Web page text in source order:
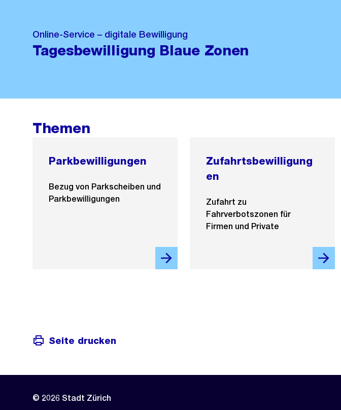
Online-Service – digitale Bewilligung
Tagesbewilligung Blaue Zonen
Themen
Parkbewilligungen
Bezug von Parkscheiben und
Parkbewilligungen
Zufahrtsbewilligung
en
Zufahrt zu
Fahrverbotszonen für
Firmen und Private
Seite drucken
© 2026 Stadt Zürich